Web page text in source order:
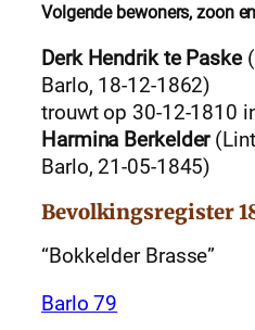
Volgende bewoners, zoon
Derk Hendrik te Paske
Barlo, 18-12-1862)
trouwt op 30-12-1810
Harmina Berkelder
Barlo, 21-05-1845)
Bevolkingsregister
“Bokkelder Brasse”
Barlo 79